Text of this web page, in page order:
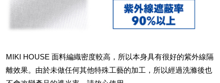
MIKI HOUSE 面料編織密度較高，所以本身具有很好的紫外線隔
離效果。由於未做任何其他特殊工藝的加工，所以經過洗滌後也